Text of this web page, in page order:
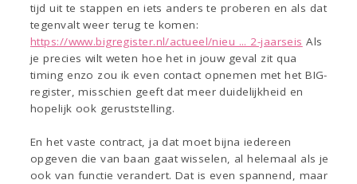
tijd uit te stappen en iets anders te proberen en als dat
tegenvalt weer terug te komen:
https://www.bigregister.nl/actueel/nieu ... 2-jaarseis Als
je precies wilt weten hoe het in jouw geval zit qua
timing enzo zou ik even contact opnemen met het BIG-
register, misschien geeft dat meer duidelijkheid en
hopelijk ook geruststelling.
En het vaste contract, ja dat moet bijna iedereen
opgeven die van baan gaat wisselen, al helemaal als je
ook van functie verandert. Dat is even spannend, maar